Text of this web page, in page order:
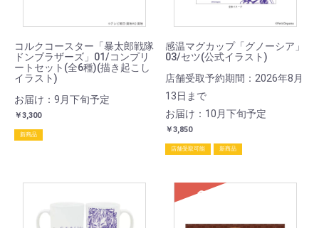
コルクコースター「暴太郎戦隊
ドンブラザーズ」01/コンプリ
ートセット(全6種)(描き起こし
イラスト)
お届け：9月下旬予定
￥3,300
新商品
感温マグカップ「グノーシア」
03/セツ(公式イラスト)
店舗受取予約期間：2026年8月
13日まで
お届け：10月下旬予定
￥3,850
店舗受取可能 新商品
SOLD